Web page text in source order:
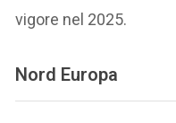
vigore nel 2025.
Nord Europa